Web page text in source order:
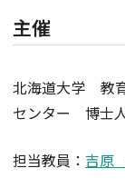
主催
北海道大学 教
センター 博士
担当教員： 吉原